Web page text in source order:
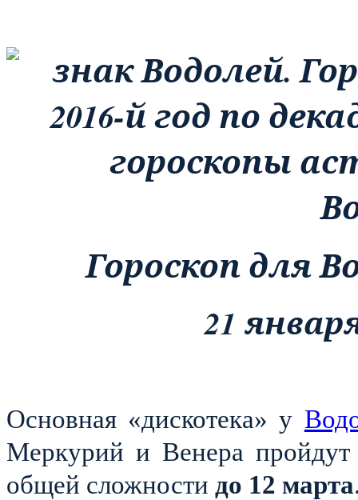
Гороскоп для
21
Основная «дискотека» у
Меркурий и Венера
общей сложности до 12 марта